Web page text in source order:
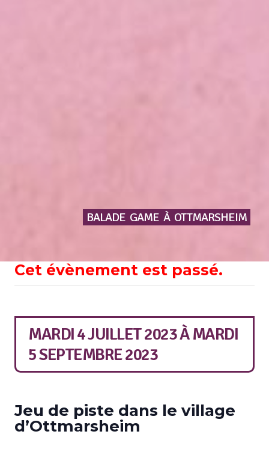
BALADE GAME À OTTMARSHEIM
Cet évènement est passé.
MARDI 4 JUILLET 2023ÀMARDI
5 SEPTEMBRE 2023
Jeu de piste dans le village
d’Ottmarsheim